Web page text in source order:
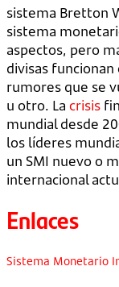
sistema Bretton
sistema
aspectos, pero
divisas
rumores que se
u otro. La crisis
mundial desde
los líderes
un SMI nuevo o
internacional
Enlaces
Sistema Monetario